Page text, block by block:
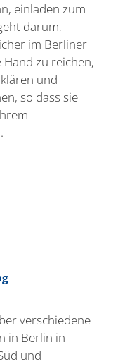
einladen zum
darum,
im Berliner
zu reichen,
und
so dass sie
verschiedene
in Berlin in
und